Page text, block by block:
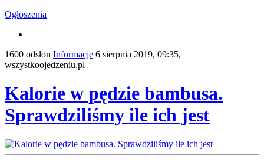
Ogłoszenia
1600 odsłon Informacje 6 sierpnia 2019, 09:35,
wszystkoojedzeniu.pl
Kalorie w pędzie bambusa.
Sprawdziliśmy ile ich jest